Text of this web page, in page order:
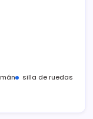
silla de ruedas